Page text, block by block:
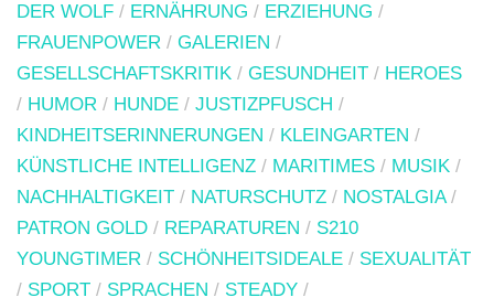
DER WOLF / ERNÄHRUNG / ERZIEHUNG /
FRAUENPOWER / GALERIEN /
GESELLSCHAFTSKRITIK / GESUNDHEIT / HEROES
/ HUMOR / HUNDE / JUSTIZPFUSCH /
KINDHEITSERINNERUNGEN / KLEINGARTEN /
KÜNSTLICHE INTELLIGENZ / MARITIMES / MUSIK /
NACHHALTIGKEIT / NATURSCHUTZ / NOSTALGIA/
PATRON GOLD / REPARATUREN / S210
YOUNGTIMER / SCHÖNHEITSIDEALE / SEXUALITÄT
/ SPORT / SPRACHEN / STEADY /